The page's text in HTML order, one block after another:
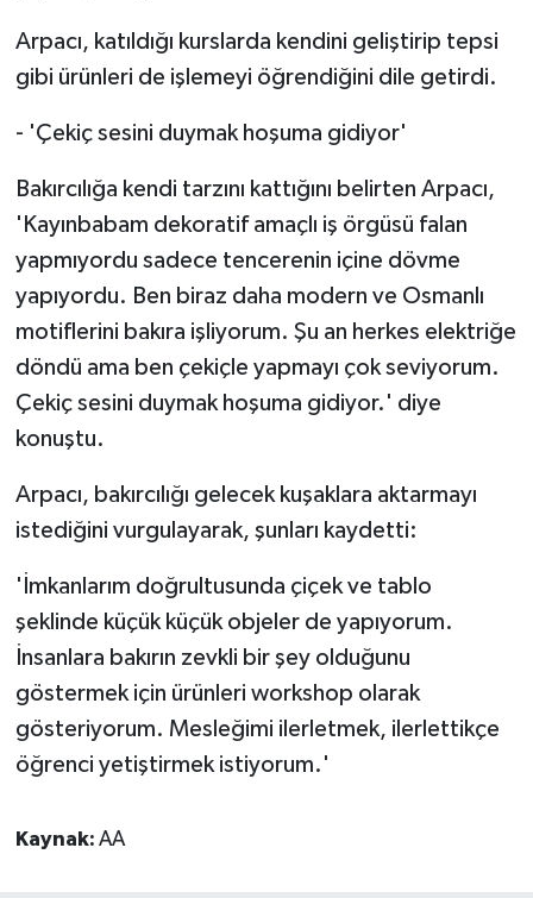
Arpacı, katıldığı kurslarda kendini geliştirip tepsi
gibi ürünleri de işlemeyi öğrendiğini dile getirdi.
- 'Çekiç sesini duymak hoşuma gidiyor'
Bakırcılığa kendi tarzını kattığını belirten Arpacı,
'Kayınbabam dekoratif amaçlı iş örgüsü falan
yapmıyordu sadece tencerenin içine dövme
yapıyordu. Ben biraz daha modern ve Osmanlı
motiflerini bakıra işliyorum. Şu an herkes elektriğe
döndü ama ben çekiçle yapmayı çok seviyorum.
Çekiç sesini duymak hoşuma gidiyor.' diye
konuştu.
Arpacı, bakırcılığı gelecek kuşaklara aktarmayı
istediğini vurgulayarak, şunları kaydetti:
'İmkanlarım doğrultusunda çiçek ve tablo
şeklinde küçük küçük objeler de yapıyorum.
İnsanlara bakırın zevkli bir şey olduğunu
göstermek için ürünleri workshop olarak
gösteriyorum. Mesleğimi ilerletmek, ilerlettikçe
öğrenci yetiştirmek istiyorum.'
Kaynak: AA